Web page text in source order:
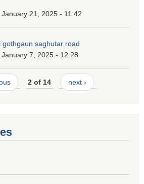
January 21, 2025 - 11:42
saghutar road
January 7, 2025 - 12:28
2 of 14 next ›